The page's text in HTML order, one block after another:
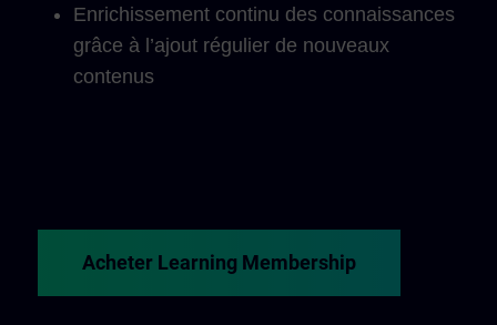
Enrichissement continu des connaissances
grâce à l’ajout régulier de nouveaux
contenus
Acheter Learning Membership